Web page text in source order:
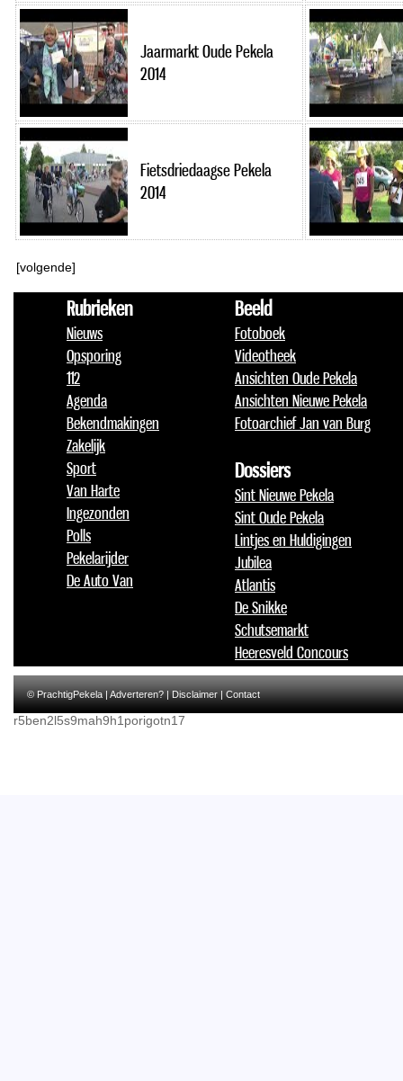
Jaarmarkt Oude Pekela
2014
Fietsdriedaagse Pekela
2014
[volgende]
Rubrieken
Nieuws
Opsporing
112
Agenda
Bekendmakingen
Zakelijk
Sport
Van Harte
Ingezonden
Polls
Pekelarijder
De Auto Van
Beeld
Fotoboek
Videotheek
Ansichten Oude Pekela
Ansichten Nieuwe Pekela
Fotoarchief Jan van Burg
Dossiers
Sint Nieuwe Pekela
Sint Oude Pekela
Lintjes en Huldigingen
Jubilea
Atlantis
De Snikke
Schutsemarkt
Heeresveld Concours
© PrachtigPekela |Adverteren?|Disclaimer|Contact
r5ben2l5s9mah9h1porigotn17